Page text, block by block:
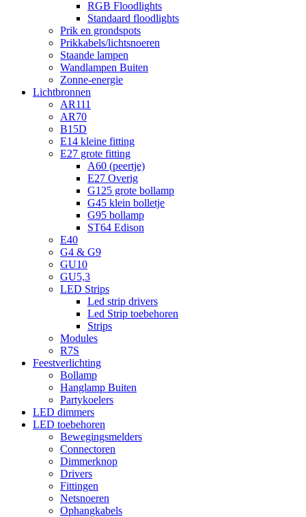
RGB Floodlights
Standaard floodlights
Prik en grondspots
Prikkabels/lichtsnoeren
Staande lampen
Wandlampen Buiten
Zonne-energie
Lichtbronnen
AR111
AR70
B15D
E14 kleine fitting
E27 grote fitting
A60 (peertje)
E27 Overig
G125 grote bollamp
G45 klein bolletje
G95 bollamp
ST64 Edison
E40
G4 & G9
GU10
GU5,3
LED Strips
Led strip drivers
Led Strip toebehoren
Strips
Modules
R7S
Feestverlichting
Bollamp
Hanglamp Buiten
Partykoelers
LED dimmers
LED toebehoren
Bewegingsmelders
Connectoren
Dimmerknop
Drivers
Fittingen
Netsnoeren
Ophangkabels